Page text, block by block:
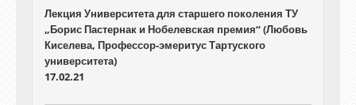
Лекция Университета для старшего поколения ТУ
„Борис Пастернак и Нобелевская премия“ (Любовь
Киселева, Профессор-эмеритус Тартуского
университета)
17.02.21